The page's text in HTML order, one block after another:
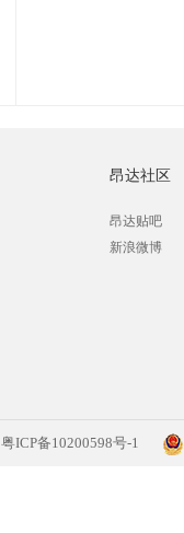
昂达社区
昂达贴吧
新浪微博
粤ICP备10200598号-1